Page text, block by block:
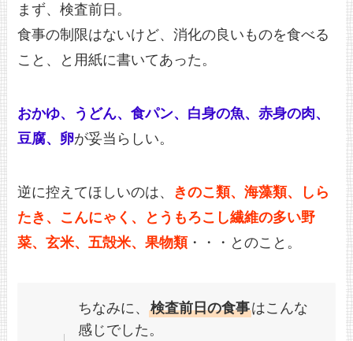
まず、検査前日。
食事の制限はないけど、消化の良いものを食べる
こと、と用紙に書いてあった。
おかゆ、うどん、食パン、白身の魚、赤身の肉、
豆腐、卵が妥当らしい。
逆に控えてほしいのは、 きのこ類、海藻類、しら
たき、こんにゃく、とうもろこし繊維の多い野
菜、玄米、五殻米、果物類・・・とのこと。
ちなみに、 検査前日の食事はこんな
感じでした。